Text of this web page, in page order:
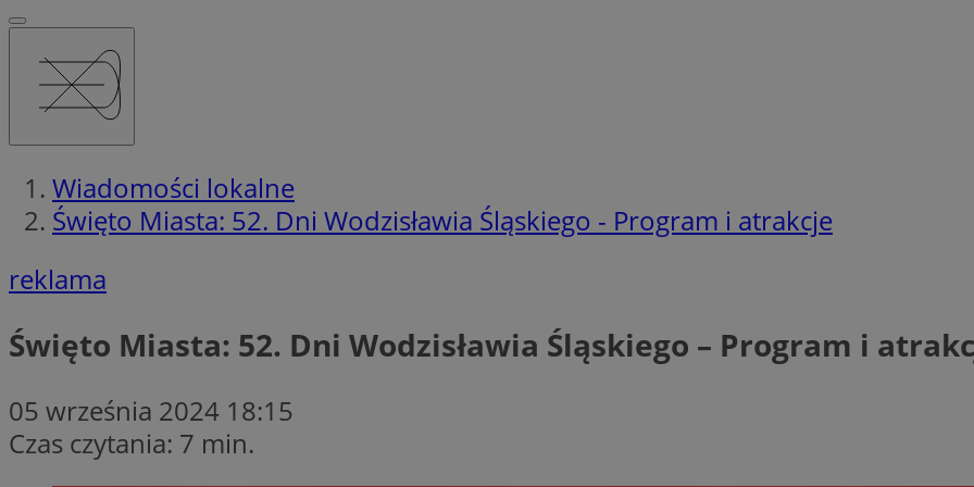
Wiadomości lokalne
Święto Miasta: 52. Dni Wodzisławia Śląskiego - Program i atrakcje
reklama
Święto Miasta: 52. Dni Wodzisławia Śląskiego – Program i
05 września 2024 18:15
Czas czytania: 7 min.